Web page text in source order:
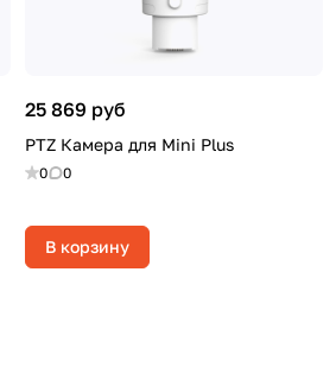
25 869 руб
PTZ Камера для Mini Plus
0 0
В корзину